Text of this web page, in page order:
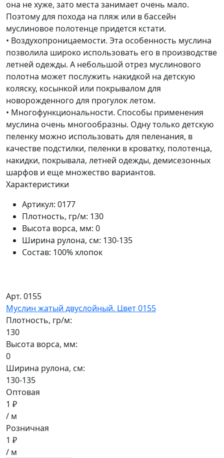
она не хуже, зато места занимает очень мало.
Поэтому для похода на пляж или в бассейн
муслиновое полотенце придется кстати.
• Воздухопроницаемости. Эта особенность муслина
позволила широко использовать его в производстве
летней одежды. А небольшой отрез муслинового
полотна может послужить накидкой на детскую
коляску, косынкой или покрывалом для
новорожденного для прогулок летом.
• Многофункциональности. Способы применения
муслина очень многообразны. Одну только детскую
пеленку можно использовать для пеленания, в
качестве подстилки, пеленки в кроватку, полотенца,
накидки, покрывала, летней одежды, демисезонных
шарфов и еще множество вариантов.
Характеристики
Артикул: 0177
Плотность, гр/м: 130
Высота ворса, мм: 0
Ширина рулона, см: 130-135
Состав: 100% хлопок
Арт. 0155
Муслин жатый двуслойный. Цвет 0155
Плотность, гр/м:
130
Высота ворса, мм:
0
Ширина рулона, см:
130-135
Оптовая
1 ₽
/ м
Розничная
1 ₽
/ м